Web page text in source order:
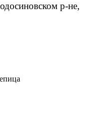
р-не,